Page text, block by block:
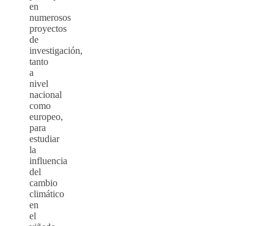
en
numerosos
proyectos
de
investigación,
tanto
a
nivel
nacional
como
europeo,
para
estudiar
la
influencia
del
cambio
climático
en
el